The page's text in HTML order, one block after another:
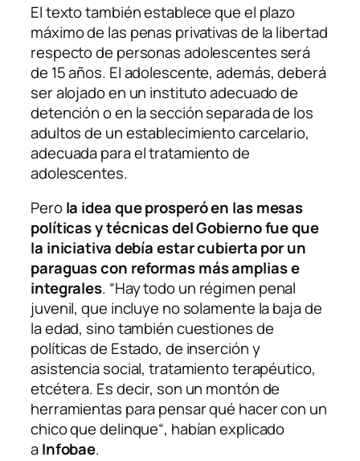
El texto también establece que el plazo
máximo de las penas privativas de la libertad
respecto de personas adolescentes será
de 15 años. El adolescente, además, deberá
ser alojado en un instituto adecuado de
detención o en la sección separada de los
adultos de un establecimiento carcelario,
adecuada para el tratamiento de
adolescentes.
Perola idea que prosperó en las mesas
políticas y técnicas del Gobierno fue que
la iniciativa debía estar cubierta por un
paraguas con reformas más amplias e
integrales. “Hay todo un régimen penal
juvenil, que incluye no solamente la baja de
la edad, sino también cuestiones de
políticas de Estado, de inserción y
asistencia social, tratamiento terapéutico,
etcétera. Es decir, son un montón de
herramientas para pensar qué hacer con un
chico que delinque“, habían explicado
aInfobae.